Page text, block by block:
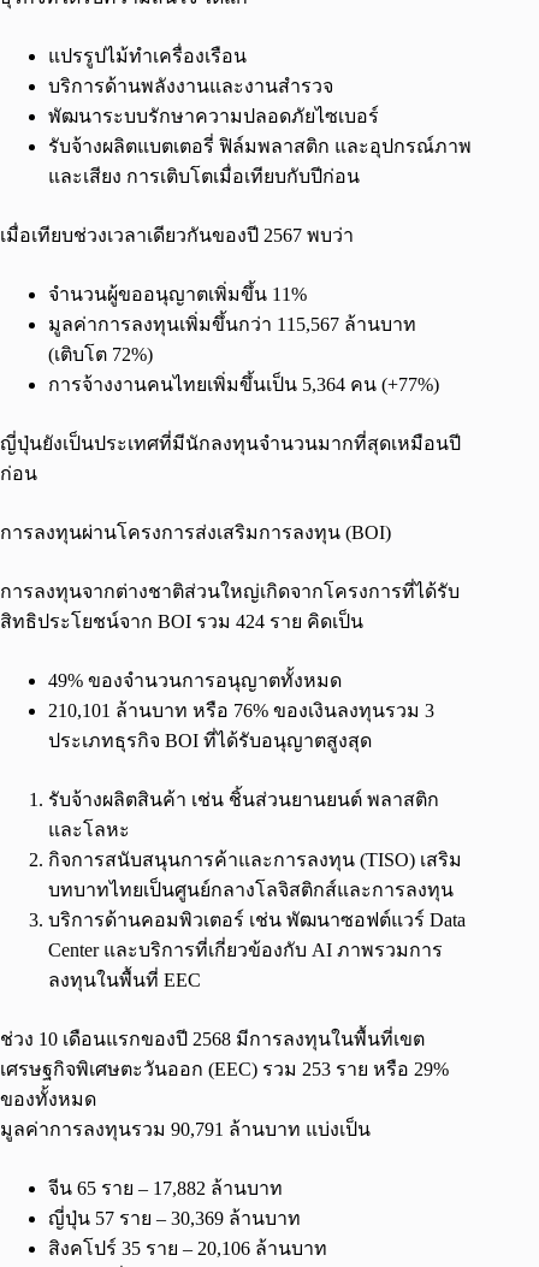
แปรรูปไม้ทำเครื่องเรือน
บริการด้านพลังงานและงานสำรวจ
พัฒนาระบบรักษาความปลอดภัยไซเบอร์
รับจ้างผลิตแบตเตอรี่ ฟิล์มพลาสติก และอุปกรณ์ภาพ
และเสียง การเติบโตเมื่อเทียบกับปีก่อน
เมื่อเทียบช่วงเวลาเดียวกันของปี 2567 พบว่า
จำนวนผู้ขออนุญาตเพิ่มขึ้น 11%
มูลค่าการลงทุนเพิ่มขึ้นกว่า 115,567 ล้านบาท
(เติบโต 72%)
การจ้างงานคนไทยเพิ่มขึ้นเป็น 5,364 คน (+77%)
ญี่ปุ่นยังเป็นประเทศที่มีนักลงทุนจำนวนมากที่สุดเหมือนปี
ก่อน
การลงทุนผ่านโครงการส่งเสริมการลงทุน (BOI)
การลงทุนจากต่างชาติส่วนใหญ่เกิดจากโครงการที่ได้รับ
สิทธิประโยชน์จาก BOI รวม 424 ราย คิดเป็น
49% ของจำนวนการอนุญาตทั้งหมด
210,101 ล้านบาท หรือ 76% ของเงินลงทุนรวม 3
ประเภทธุรกิจ BOI ที่ได้รับอนุญาตสูงสุด
รับจ้างผลิตสินค้า เช่น ชิ้นส่วนยานยนต์ พลาสติก
และโลหะ
กิจการสนับสนุนการค้าและการลงทุน (TISO) เสริม
บทบาทไทยเป็นศูนย์กลางโลจิสติกส์และการลงทุน
บริการด้านคอมพิวเตอร์ เช่น พัฒนาซอฟต์แวร์ Data
Center และบริการที่เกี่ยวข้องกับ AI ภาพรวมการ
ลงทุนในพื้นที่ EEC
ช่วง 10 เดือนแรกของปี 2568 มีการลงทุนในพื้นที่เขต
เศรษฐกิจพิเศษตะวันออก (EEC) รวม 253 ราย หรือ 29%
ของทั้งหมด
มูลค่าการลงทุนรวม 90,791 ล้านบาท แบ่งเป็น
จีน 65 ราย – 17,882 ล้านบาท
ญี่ปุ่น 57 ราย – 30,369 ล้านบาท
สิงคโปร์ 35 ราย – 20,106 ล้านบาท